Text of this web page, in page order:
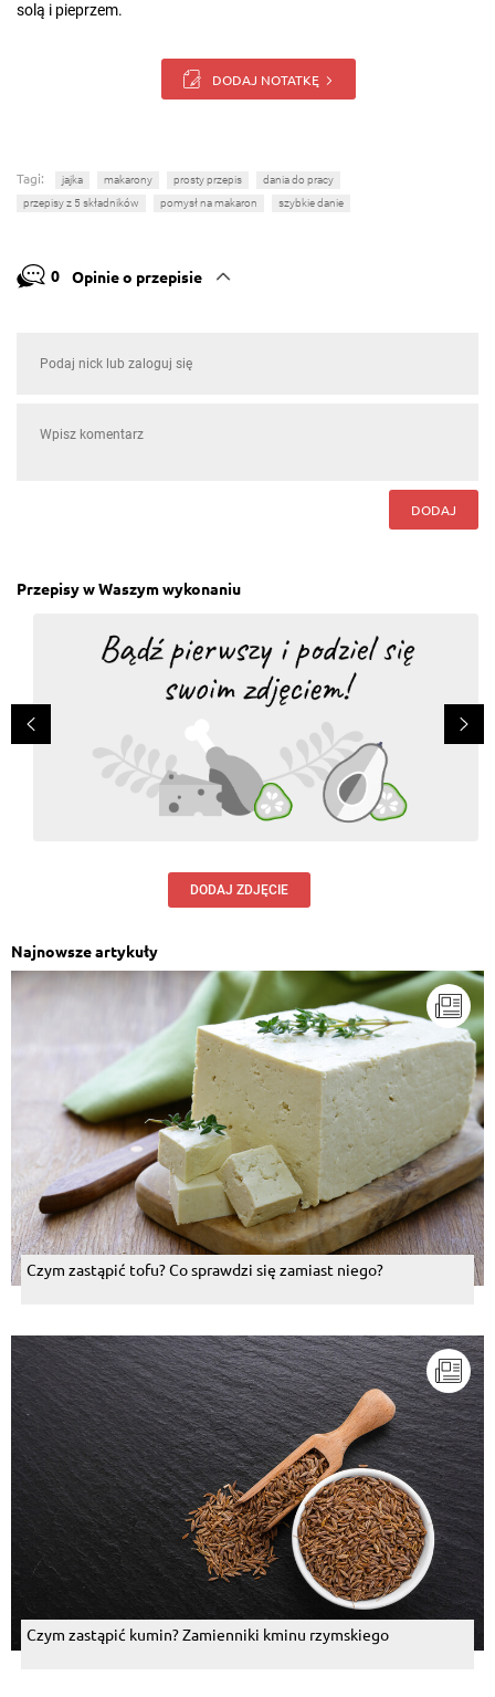
solą i pieprzem.
DODAJ NOTATKĘ
Tagi: jajka makarony prosty przepis
dania do pracy
przepisy z 5 składników
pomysł na makaron szybkie danie
0 Opinie o przepisie
DODAJ
Przepisy w Waszym wykonaniu
DODAJ ZDJĘCIE
Najnowsze artykuły
Czym zastąpić tofu? Co sprawdzi się zamiast niego?
Czym zastąpić kumin? Zamienniki kminu rzymskiego